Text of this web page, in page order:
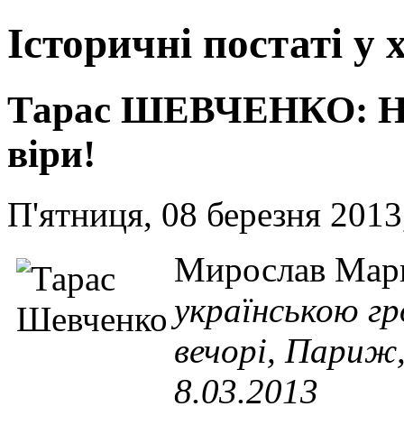
Історичні постаті у
Тарас ШЕВЧЕНКО: Не
віри!
П'ятниця, 08 березня
Мирослав
українською
вечорі,
8.03.2013